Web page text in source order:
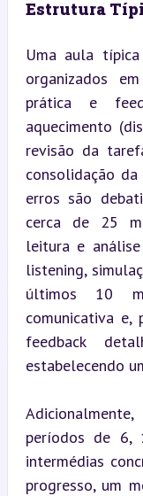
Estrutura
Uma aula
organizados
prática e
aquecimento
revisão da
consolidação
erros são
cerca de 25
leitura e
listening,
últimos 10
comunicativa
feedback
estabelecendo
períodos de 6,
intermédias
progresso, um